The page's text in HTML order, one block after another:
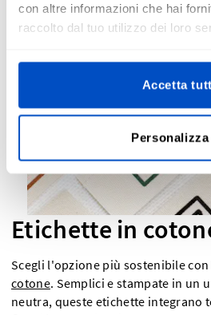
con altre informazioni che hai
raccolto dal tuo utilizzo dei loro
Accetta
Personalizza
adattarsi a qualsiasi design.
Etichette in
Scegli l'opzione più sostenibile
cotone. Semplici e stampate in un
neutra, queste etichette integrano